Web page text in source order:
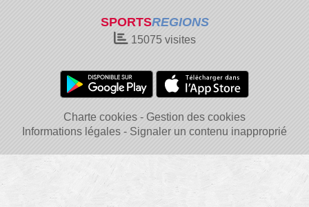
SPORTSREGIONS
15075visites
Charte cookies
Gestion des cookies
Informations légales
Signaler un contenu inapproprié